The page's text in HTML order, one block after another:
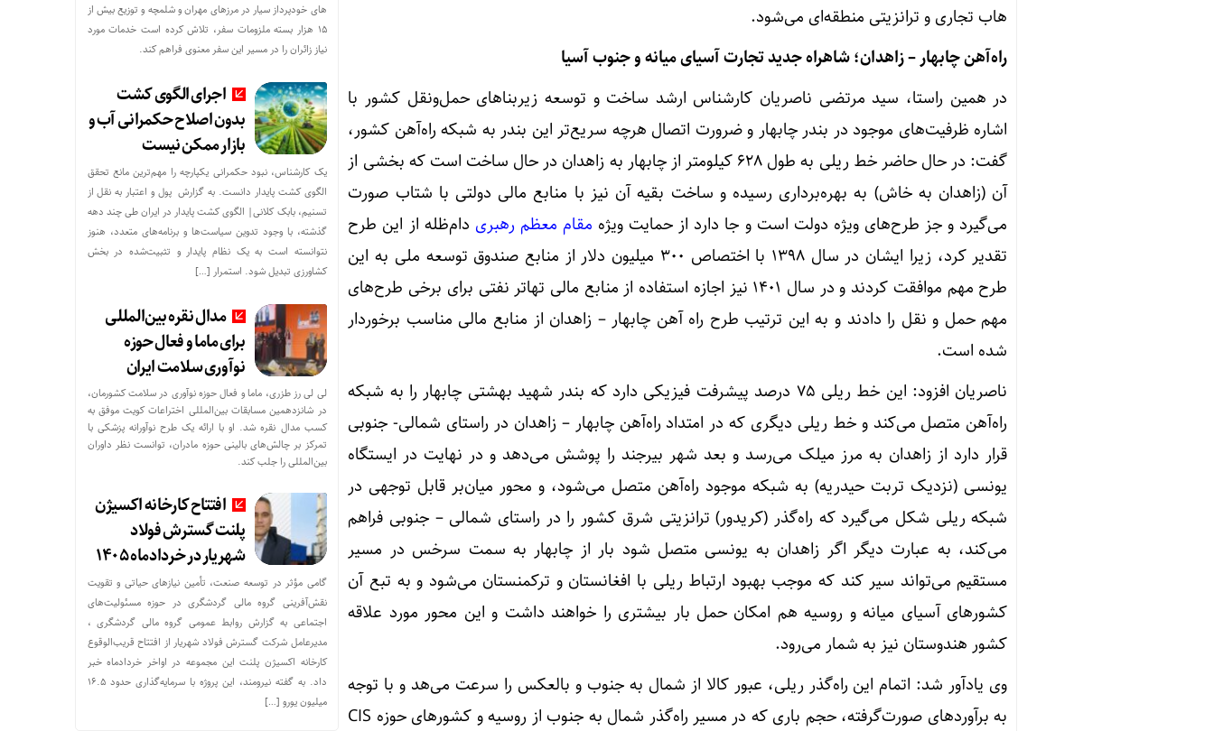
هاب تجاری و ترانزیتی منطقه‌ای می‌شود.
راه‌آهن چابهار – زاهدان؛ شاهراه جدید تجارت آسیای میانه و جنوب آسیا
در همین راستا، سید مرتضی ناصریان کارشناس ارشد ساخت و توسعه زیربناهای حمل‌ونقل کشور با
اشاره ظرفیت‌های موجود در بندر چابهار و ضرورت اتصال هرچه سریع‌تر این بندر به شبکه راه‌آهن کشور،
گفت: در حال حاضر خط ریلی به طول ۶۲۸ کیلومتر از چابهار به زاهدان در حال ساخت است که بخشی از
آن (زاهدان به خاش) به بهره‌برداری رسیده و ساخت بقیه آن نیز با منابع مالی دولتی با شتاب صورت
می‌گیرد و جز طرح‌های ویژه دولت است و جا دارد از حمایت ویژه مقام معظم رهبری دام‌ظله از این طرح
تقدیر کرد، زیرا ایشان در سال ۱۳۹۸ با اختصاص ۳۰۰ میلیون دلار از منابع صندوق توسعه ملی به این
طرح مهم موافقت کردند و در سال ۱۴۰۱ نیز اجازه استفاده از منابع مالی تهاتر نفتی برای برخی طرح‌های
مهم حمل و نقل را دادند و به این ترتیب طرح راه آهن چابهار – زاهدان از منابع مالی مناسب برخوردار
شده است.
ناصریان افزود: این خط ریلی ۷۵ درصد پیشرفت فیزیکی دارد که بندر شهید بهشتی چابهار را به شبکه
راه‌آهن متصل می‌کند و خط ریلی دیگری که در امتداد راه‌آهن چابهار – زاهدان در راستای شمالی- جنوبی
قرار دارد از زاهدان به مرز میلک می‌رسد و بعد شهر بیرجند را پوشش می‌دهد و در نهایت در ایستگاه
یونسی (نزدیک تربت حیدریه) به شبکه موجود راه‌آهن متصل می‌شود، و محور میان‌بر قابل توجهی در
شبکه ریلی شکل می‌گیرد که راه‌گذر (کریدور) ترانزیتی شرق کشور را در راستای شمالی – جنوبی فراهم
می‌کند، به عبارت دیگر اگر زاهدان به یونسی متصل شود بار از چابهار به سمت سرخس در مسیر
مستقیم می‌تواند سیر کند که موجب بهبود ارتباط ریلی با افغانستان و ترکمنستان می‌شود و به تبع آن
کشورهای آسیای میانه و روسیه هم امکان حمل بار بیشتری را خواهند داشت و این محور مورد علاقه
کشور هندوستان نیز به شمار می‌رود.
وی یادآور شد: اتمام این راه‌گذر ریلی، عبور کالا از شمال به جنوب و بالعکس را سرعت می‌هد و با توجه
به برآوردهای صورت‌گرفته، حجم باری که در مسیر راه‌گذر شمال به جنوب از روسیه و کشورهای حوزه CIS
های خودپرداز سیار در مرزهای مهران و شلمچه و توزیع بیش از
۱۵ هزار بسته ملزومات سفر، تلاش کرده است خدمات مورد
نیاز زائران را در مسیر این سفر معنوی فراهم کند.
اجرای الگوی کشت
بدون اصلاح حکمرانی آب و
بازار ممکن نیست
یک کارشناس، نبود حکمرانی یکپارچه را مهم‌ترین مانع تحقق
الگوی کشت پایدار دانست. به گزارش پول و اعتبار به نقل از
تسنیم، بابک کلانی| الگوی کشت پایدار در ایران طی چند دهه
گذشته، با وجود تدوین سیاست‌ها و برنامه‌های متعدد، هنوز
نتوانسته است به یک نظام پایدار و تثبیت‌شده در بخش
کشاورزی تبدیل شود. استمرار […]
مدال نقره بین‌المللی
برای ماما و فعال حوزه
نوآوری سلامت ایران
لی لی رز طزری، ماما و فعال حوزه نوآوری در سلامت کشورمان،
در شانزدهمین مسابقات بین‌المللی اختراعات کویت موفق به
کسب مدال نقره شد. او با ارائه یک طرح نوآورانه پزشکی با
تمرکز بر چالش‌های بالینی حوزه مادران، توانست نظر داوران
بین‌المللی را جلب کند.
افتتاح کارخانه اکسیژن
پلنت گسترش فولاد
شهریار در خردادماه ۱۴۰۵
گامی مؤثر در توسعه صنعت، تأمین نیازهای حیاتی و تقویت
نقش‌آفرینی گروه مالی گردشگری در حوزه مسئولیت‌های
اجتماعی به گزارش روابط عمومی گروه مالی گردشگری ،
مدیرعامل شرکت گسترش فولاد شهریار از افتتاح قریب‌الوقوع
کارخانه اکسیژن پلنت این مجموعه در اواخر خردادماه خبر
داد. به گفته نیرومند، این پروژه با سرمایه‌گذاری حدود ۱۶.۵
میلیون یورو […]